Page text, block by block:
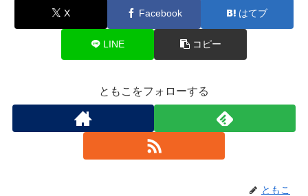
X Facebook はてブ
LINE コピー
ともこをフォローする
ともこ